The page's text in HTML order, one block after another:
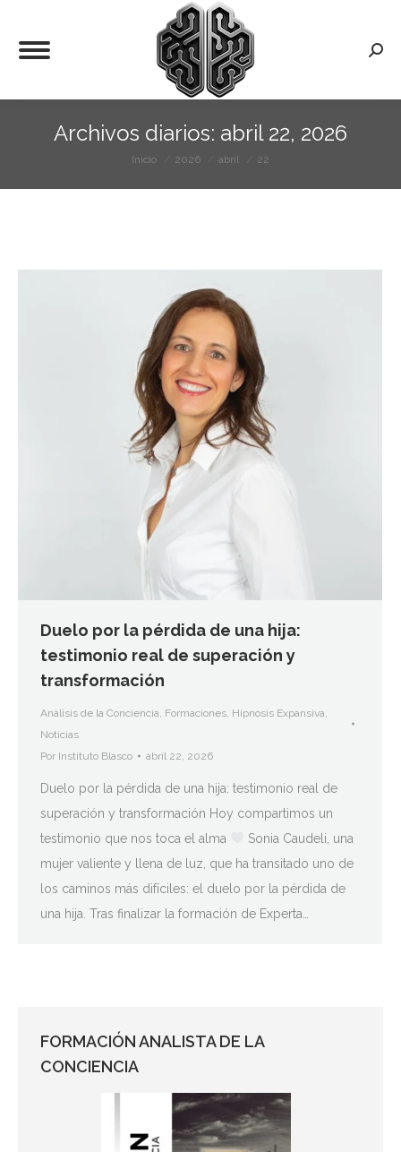
Archivos diarios: abril 22, 2026
Estás aquí:
Inicio 2026 abril 22
Duelo por la pérdida de una hija:
testimonio real de superación y
transformación
Análisis de la Conciencia Formaciones Hipnosis Expansiva
Noticias
Por Instituto Blasco abril 22, 2026
Duelo por la pérdida de una hija: testimonio real de
superación y transformación Hoy compartimos un
testimonio que nos toca el alma
Sonia Caudeli, una
mujer valiente y llena de luz, que ha transitado uno de
los caminos más difíciles: el duelo por la pérdida de
una hija. Tras finalizar la formación de Experta…
FORMACIÓN ANALISTA DE LA
CONCIENCIA